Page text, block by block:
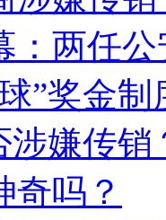
：两任
”奖金
涉嫌传
奇吗？